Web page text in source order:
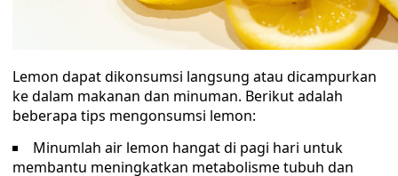
Lemon dapat dikonsumsi langsung atau dicampurkan
ke dalam makanan dan minuman. Berikut adalah
beberapa tips mengonsumsi lemon:
Minumlah air lemon hangat di pagi hari untuk
membantu meningkatkan metabolisme tubuh dan